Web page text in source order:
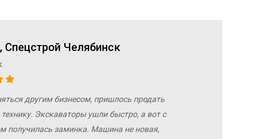
Спецстрой Челябинск
другим бизнесом, пришлось продать
Экскаваторы ушли быстро, а вот с
получилась заминка. Машина не новая,